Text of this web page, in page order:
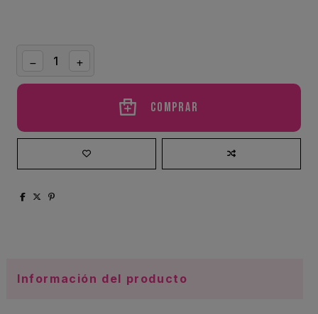
Comprar
Información del producto